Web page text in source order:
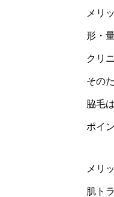
メリ
形・
クリ
その
脇毛
ポイ
メリ
肌ト